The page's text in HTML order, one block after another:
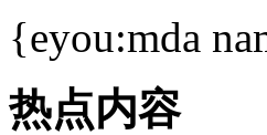
{eyou:mda
热点内容